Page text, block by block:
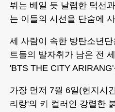
뷔는 베일 듯 날렵한 턱선
는 이들의 시선을 단숨에
세 사람이 속한 방탄소년
트들의 발자취가 남은 전
'BTS THE CITY
가장 먼저 7월 6일(현지시
리랑'의 키 컬러인 강렬한